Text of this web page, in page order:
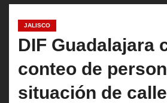
JALISCO
DIF Guadalajara
conteo de
situación de calle